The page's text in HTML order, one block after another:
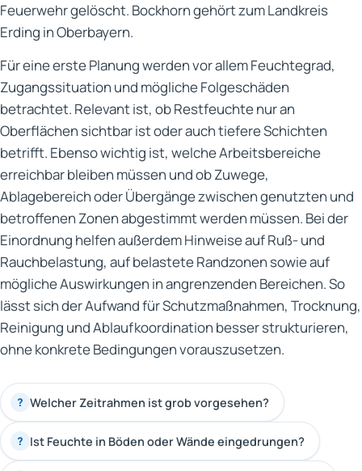
Feuerwehr gelöscht. Bockhorn gehört zum Landkreis
Erding in Oberbayern.
Für eine erste Planung werden vor allem Feuchtegrad,
Zugangssituation und mögliche Folgeschäden
betrachtet. Relevant ist, ob Restfeuchte nur an
Oberflächen sichtbar ist oder auch tiefere Schichten
betrifft. Ebenso wichtig ist, welche Arbeitsbereiche
erreichbar bleiben müssen und ob Zuwege,
Ablagebereich oder Übergänge zwischen genutzten und
betroffenen Zonen abgestimmt werden müssen. Bei der
Einordnung helfen außerdem Hinweise auf Ruß- und
Rauchbelastung, auf belastete Randzonen sowie auf
mögliche Auswirkungen in angrenzenden Bereichen. So
lässt sich der Aufwand für Schutzmaßnahmen, Trocknung,
Reinigung und Ablaufkoordination besser strukturieren,
ohne konkrete Bedingungen vorauszusetzen.
? Welcher Zeitrahmen ist grob vorgesehen?
? Ist Feuchte in Böden oder Wände eingedrungen?